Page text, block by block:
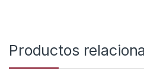
Productos